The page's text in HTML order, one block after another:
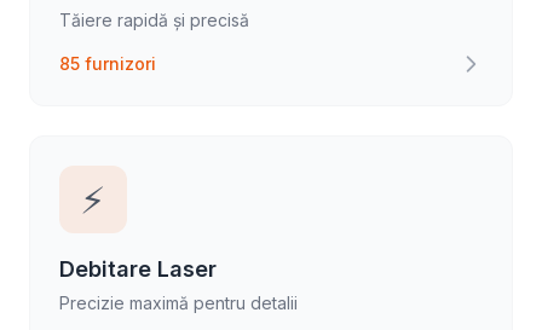
Tăiere rapidă și precisă
85 furnizori
⚡
Debitare Laser
Precizie maximă pentru detalii